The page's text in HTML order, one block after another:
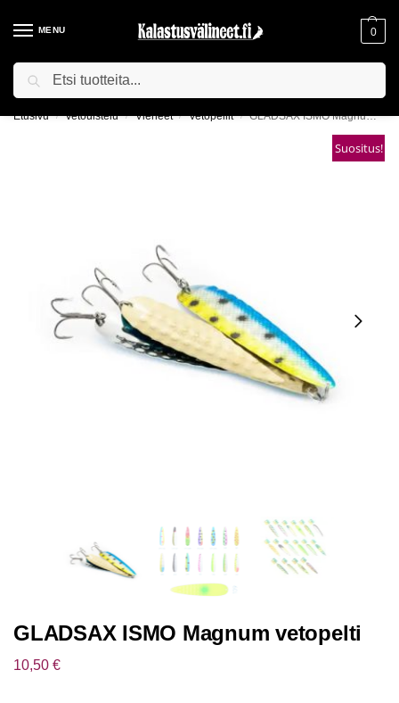
MENU 0
ILMAINEN TOIMITUS YLI 75€ TILAUKSILLE!
Etusivu / Vetouistelu / Vieheet / Vetopellit / GLADSAX ISMO Magnum vetopelti
Suositus!
GLADSAX ISMO Magnum vetopelti
10,50 €